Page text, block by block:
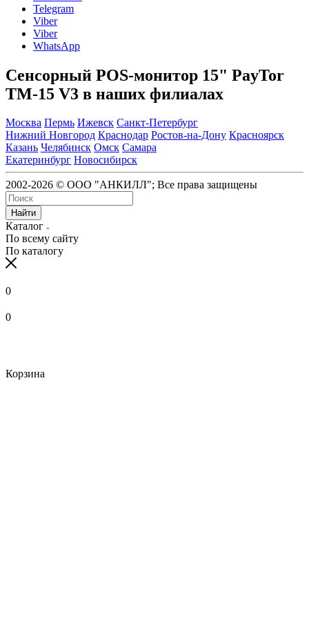
Telegram
Viber
Viber
WhatsApp
Сенсорный POS-монитор 15" PayTor
TM-15 V3 в наших филиалах
Москва Пермь Ижевск Санкт-Петербург
Нижний Новгород Краснодар Ростов-на-Дону Красноярск
Казань Челябинск Омск Самара
Екатеринбург Новосибирск
2002-2026 © ООО "АНКИЛЛ"; Все права защищены
Найти
Каталог
По всему сайту
По каталогу
0
0
Корзина